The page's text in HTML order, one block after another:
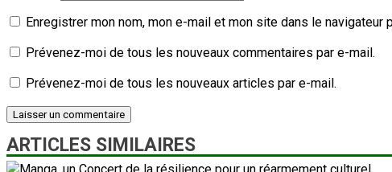
Enregistrer mon nom, mon e-mail et mon site dans le navigateur
Prévenez-moi de tous les nouveaux commentaires par e-mail.
Prévenez-moi de tous les nouveaux articles par e-mail.
ARTICLES SIMILAIRES